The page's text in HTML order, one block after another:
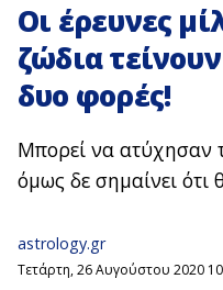
Οι έρευνες
ζώδια
δυο φορές!
Μπορεί να ατύχησαν
όμως δε σημαίνει
astrology.gr
Τετάρτη, 26 Αυγούστου 2020